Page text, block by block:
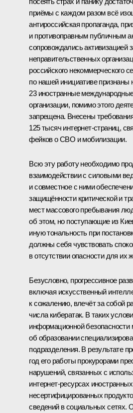
приёмы с каждом разом всё
антироссийская пропаганда,
и противоправным публичным
сопровождались активизацией
неправительственных
российского некоммерческого
по нашей инициативе
23 иностранные
организации, помимо этого
запрещена. Внесены
125 тысяч интернет-страниц,
фейков о СВО и мобилизации.
Всю эту работу необходимо
взаимодействии с силовыми
и совместное с ними
защищённости критической и
мест массового пребывания
об этом, но поступающие из
иную тональность при
должны себя чувствовать
в отсутствии опасности для их
Безусловно, прогрессивное
включая искусственный
к сожалению, влечёт за собой
числа кибератак. В таких
информационной
об образовании
подразделения. В результате
год его работы прокурорами
нарушений, связанных с
интернет-ресурсах
несертифицированных
сведений в социальных сетях.